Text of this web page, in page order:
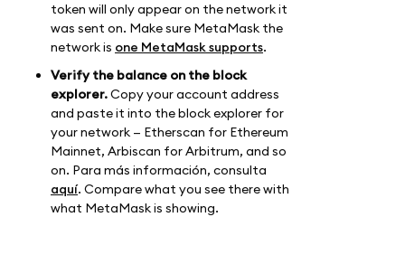
token will only appear on the network it
was sent on. Make sure MetaMask the
network is one MetaMask supports.
Verify the balance on the block
explorer.Copy your account address
and paste it into the block explorer for
your network — Etherscan for Ethereum
Mainnet, Arbiscan for Arbitrum, and so
on. Para más información, consulta
aquí. Compare what you see there with
what MetaMask is showing.